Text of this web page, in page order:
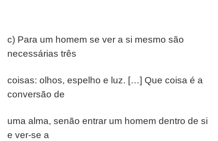
c) Para um homem se ver a si mesmo são
necessárias três
coisas: olhos, espelho e luz. […] Que coisa é a
conversão de
uma alma, senão entrar um homem dentro de si
e ver-se a